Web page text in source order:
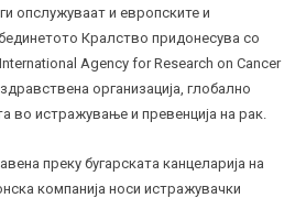
опслужуваат и европските и
Кралство придонесува со
Agency for Research on Cancer
организација, глобално
во истражување и превенција на рак.
преку бугарската канцеларија на
компанија носи истражувачки